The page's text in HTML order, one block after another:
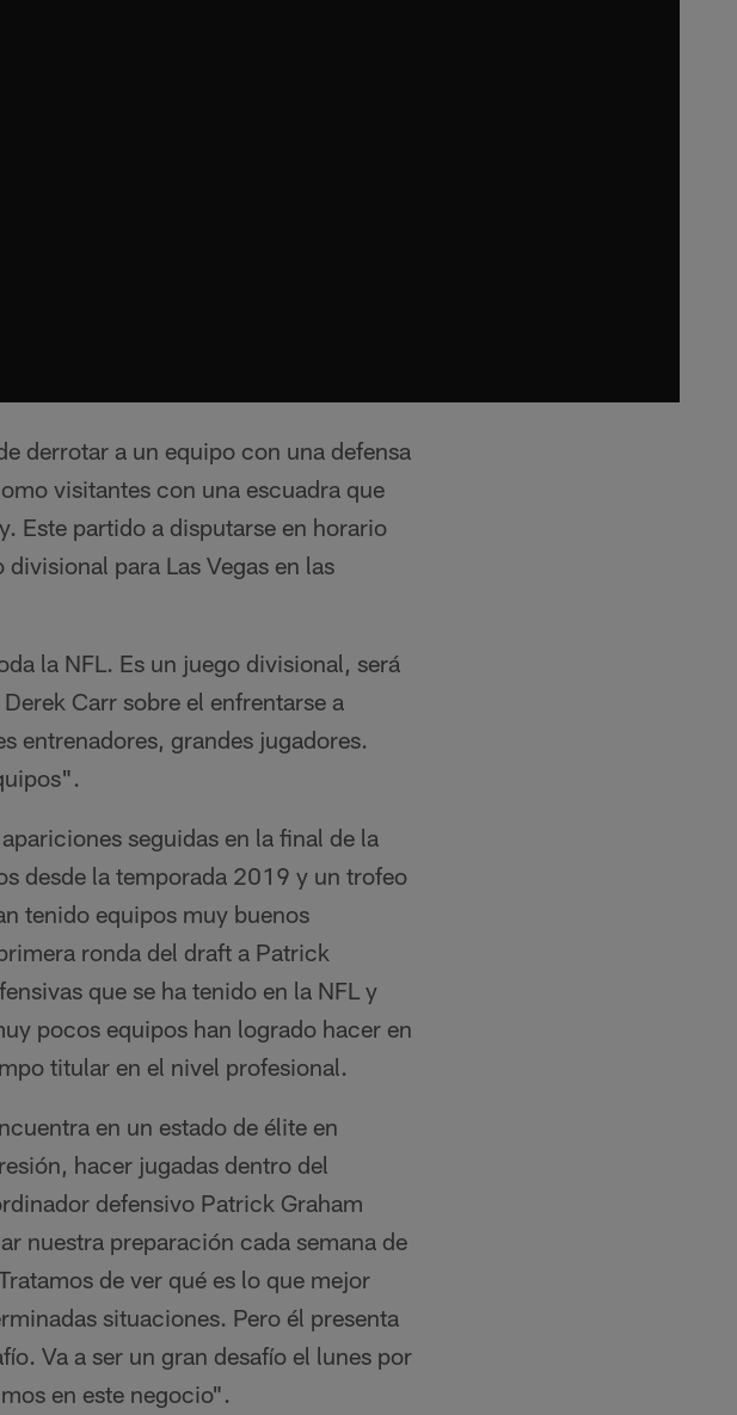
derrotar a un equipo con una defensa
visitantes con una escuadra que
Este partido a disputarse en horario
para Las Vegas en las
la NFL. Es un juego divisional, será
Carr sobre el enfrentarse a
entrenadores, grandes jugadores.
seguidas en la final de la
desde la temporada 2019 y un trofeo
tenido equipos muy buenos
ronda del draft a Patrick
que se ha tenido en la NFL y
pocos equipos han logrado hacer en
titular en el nivel profesional.
en un estado de élite en
hacer jugadas dentro del
defensivo Patrick Graham
nuestra preparación cada semana de
de ver qué es lo que mejor
situaciones. Pero él presenta
Va a ser un gran desafío el lunes por
en este negocio".